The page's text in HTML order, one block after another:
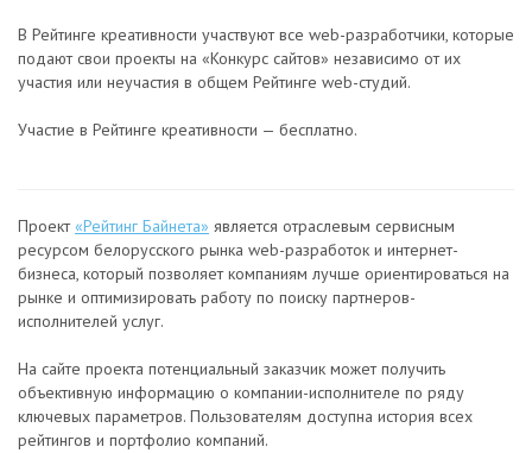
В Рейтинге креативности участвуют все web-разработчики, которые
подают свои проекты на «Конкурс сайтов» независимо от их
участия или неучастия в общем Рейтинге web-студий.
Участие в Рейтинге креативности — бесплатно.
Проект«Рейтинг Байнета» является отраслевым сервисным
ресурсом белорусского рынка web-разработок и интернет-
бизнеса, который позволяет компаниям лучше ориентироваться на
рынке и оптимизировать работу по поиску партнеров-
исполнителей услуг.
На сайте проекта потенциальный заказчик может получить
объективную информацию о компании-исполнителе по ряду
ключевых параметров. Пользователям доступна история всех
рейтингов и портфолио компаний.